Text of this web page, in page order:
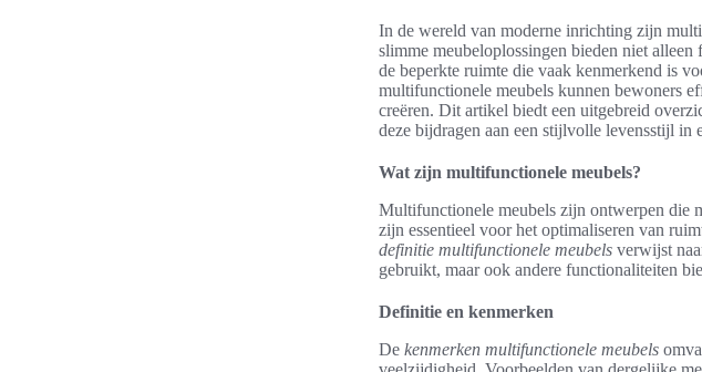
In de wereld van moderne inrichting zijn
slimme meubeloplossingen bieden niet
de beperkte ruimte die vaak kenmerkend is
multifunctionele meubels kunnen bewoners
creëren. Dit artikel biedt een uitgebreid
deze bijdragen aan een stijlvolle levensstijl in
Wat zijn multifunctionele meubels?
Multifunctionele meubels zijn ontwerpen die
zijn essentieel voor het optimaliseren van
definitie multifunctionele meubels verwijst
gebruikt, maar ook andere functionaliteiten
Definitie en kenmerken
De kenmerken multifunctionele meubels